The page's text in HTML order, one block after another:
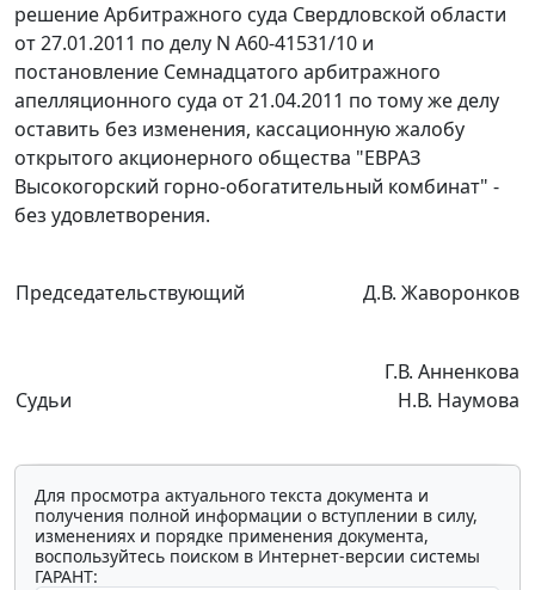
решение Арбитражного суда Свердловской области
от 27.01.2011 по делу N А60-41531/10 и
постановление Семнадцатого арбитражного
апелляционного суда от 21.04.2011 по тому же делу
оставить без изменения, кассационную жалобу
открытого акционерного общества "ЕВРАЗ
Высокогорский горно-обогатительный комбинат" -
без удовлетворения.
Председательствующий Д.В. Жаворонков
Судьи
Г.В. Анненкова
Н.В. Наумова
Для просмотра актуального текста документа и
получения полной информации о вступлении в силу,
изменениях и порядке применения документа,
воспользуйтесь поиском в Интернет-версии системы
ГАРАНТ: